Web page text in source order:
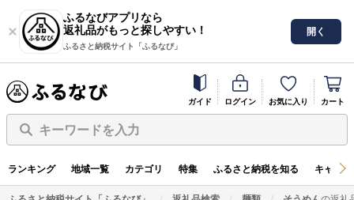
ふるなびアプリなら
返礼品がもっと探しやすい！
ふるさと納税サイト「ふるなび」
開く
ガイド ログイン お気に入り カート
キーワードを入力
ランキング 地域一覧 カテゴリ 特集 ふるさと納税を知る キャン